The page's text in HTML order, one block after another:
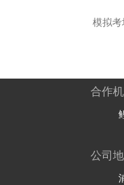
模拟
合作
公司